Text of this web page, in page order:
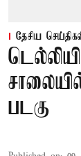
தேசிய
படகு